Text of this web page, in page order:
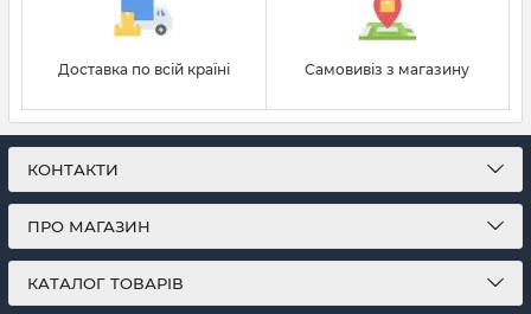
Доставка по всій країні Самовивіз з магазину
КОНТАКТИ
ПРО МАГАЗИН
КАТАЛОГ ТОВАРІВ